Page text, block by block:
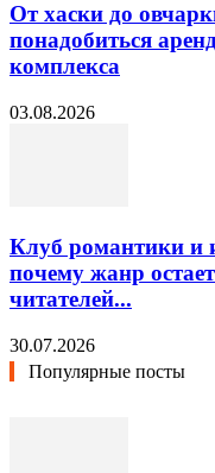
От хаски до
понадобиться
комплекса
03.08.2026
Клуб романтики и
почему жанр
читателей...
30.07.2026
Популярные посты